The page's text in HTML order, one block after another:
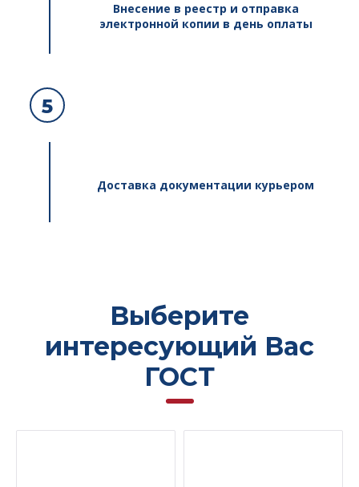
Внесение в реестр и отправка
электронной копии в день оплаты
5
Доставка документации курьером
Выберите
интересующий Вас
ГОСТ